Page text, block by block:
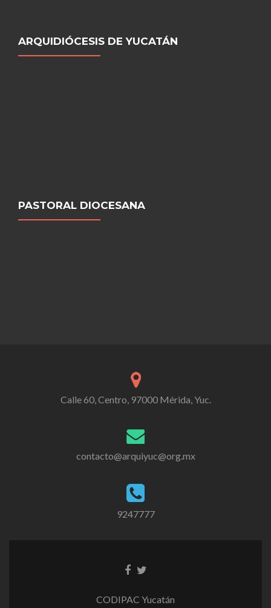
ARQUIDIÓCESIS DE YUCATÁN
PASTORAL DIOCESANA
Calle 60, Centro, 97000 Mérida, Yuc.
contacto@arquiyuc@org.mx
9247777
CODIPAC Yucatán